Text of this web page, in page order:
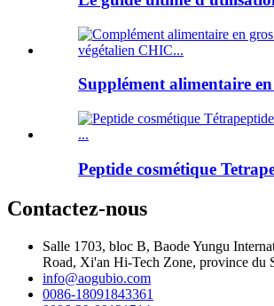
Supplément alimentaire
Peptide cosmétique
Contactez-nous
Salle 1703, bloc B, Baode Yungu
Road, Xi'an Hi-Tech Zone, province du
info@aogubio.com
0086-18091843361